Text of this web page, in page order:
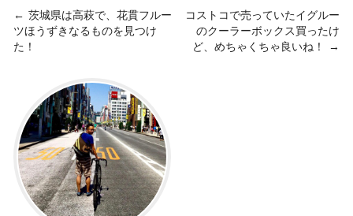
投
稿
ゲ
ー
シ
ョ
← 茨城県は高萩で、花貫フルー
ツほうずきなるものを見つけ
た！
コストコで売っていたイグルー
のクーラーボックス買ったけ
ど、めちゃくちゃ良いね！ →